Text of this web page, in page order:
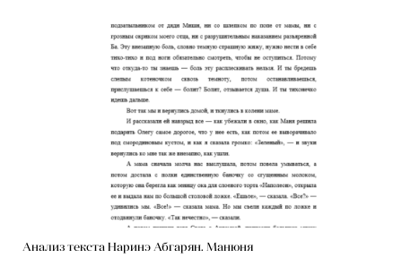
Анализ текста Наринэ Абгарян. Манюня